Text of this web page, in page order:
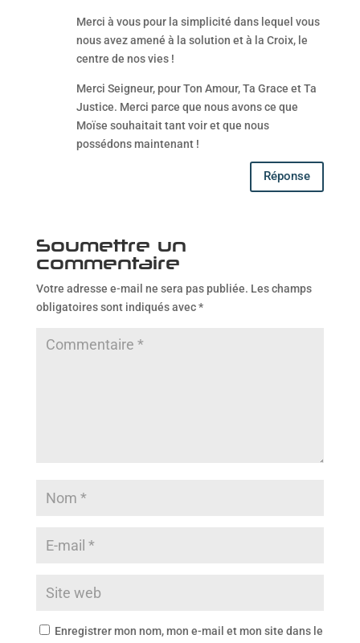
Merci à vous pour la simplicité dans lequel vous
nous avez amené à la solution et à la Croix, le
centre de nos vies !
Merci Seigneur, pour Ton Amour, Ta Grace et Ta
Justice. Merci parce que nous avons ce que
Moïse souhaitait tant voir et que nous
possédons maintenant !
Réponse
Soumettre un
commentaire
Votre adresse e-mail ne sera pas publiée. Les champs
obligatoires sont indiqués avec*
Enregistrer mon nom, mon e-mail et mon site dans le